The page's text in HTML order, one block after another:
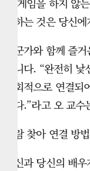
요하는 것은 당신
누군가와 함께 즐
습니다. “완전히
사회적으로 연결
니다.”라고 오 교
사람 찾아 연결 방법
당신과 당신의 배